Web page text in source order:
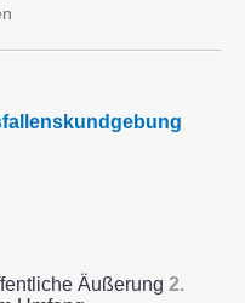
Äußerung 2.